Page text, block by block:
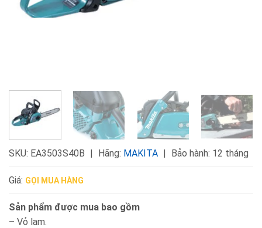
SKU: EA3503S40B Hãng: MAKITA Bảo hành: 12 tháng
Giá: GỌI MUA HÀNG
Sản phẩm được mua bao gồm
– Vỏ lam.